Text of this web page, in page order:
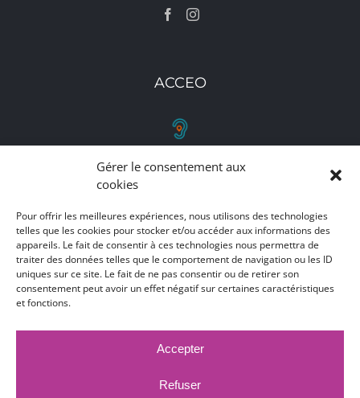
Gérer le consentement aux
cookies
Pour offrir les meilleures expériences, nous utilisons des technologies
telles que les cookies pour stocker et/ou accéder aux informations des
appareils. Le fait de consentir à ces technologies nous permettra de
traiter des données telles que le comportement de navigation ou les ID
uniques sur ce site. Le fait de ne pas consentir ou de retirer son
consentement peut avoir un effet négatif sur certaines caractéristiques
et fonctions.
Accepter
Refuser
ACCEO
RETROUVEZ-NOUS
Toutes nos adresses, coordonnées et horaires
d'ouverture
CLIQUEZ ICI
PUBLICATIONS LÉGALES